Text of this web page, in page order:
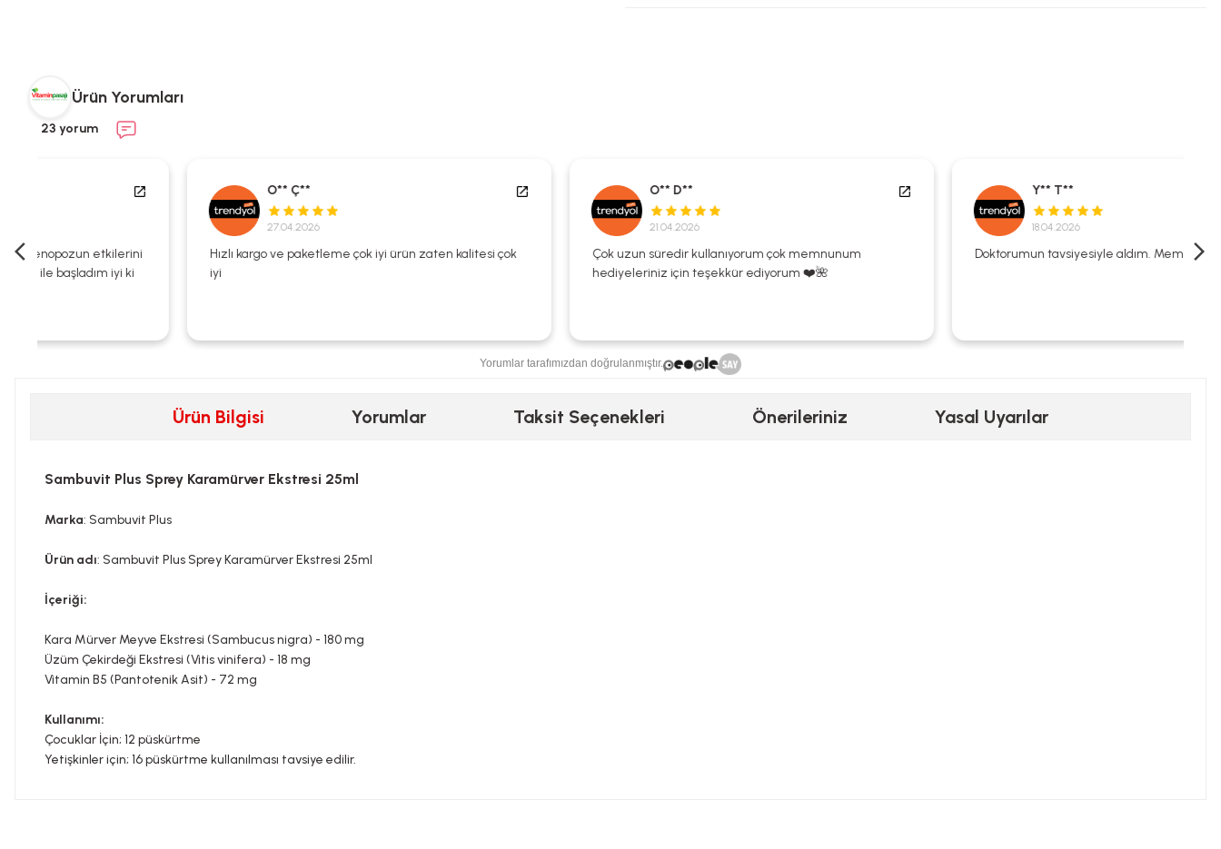
Ürün Yorumları
23 yorum
O** Ç**
Hızlı kargo ve paketleme çok iyi ürün zaten kalitesi çok
iyi
O** D**
Çok uzun süredir kullanıyorum çok memnunum
hediyeleriniz için teşekkür ediyorum ❤️🌺
Y** T**
Doktorumun tavsiyesiyle aldım. Memnunum.
Yorumlar tarafımızdan doğrulanmıştır.
Ürün Bilgisi Yorumlar Taksit Seçenekleri Önerileriniz Yasal Uyarılar
Sambuvit Plus Sprey Karamürver Ekstresi 25ml
Marka: Sambuvit Plus
Ürün adı: Sambuvit Plus Sprey Karamürver Ekstresi 25ml
İçeriği:
Kara Mürver Meyve Ekstresi (Sambucus nigra) - 180 mg
Üzüm Çekirdeği Ekstresi (Vitis vinifera) - 18 mg
Vitamin B5 (Pantotenik Asit) - 72 mg
Kullanımı:
Çocuklar İçin; 12 püskürtme
Yetişkinler için; 16 püskürtme kullanılması tavsiye edilir.